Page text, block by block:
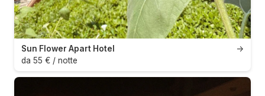
→
Sun Flower Apart Hotel
da 55 € / notte